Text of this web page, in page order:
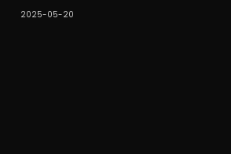
2025-05-20